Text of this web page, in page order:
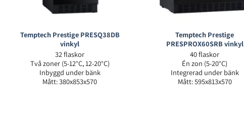
Temptech Prestige PRESQ38DB
vinkyl
32 flaskor
Två zoner (5-12°C, 12-20°C)
Inbyggd under bänk
Mått: 380x853x570
Temptech Prestige
PRESPROX60SRB vinkyl
40 flaskor
Én zon (5-20°C)
Integrerad under bänk
Mått: 595x813x570